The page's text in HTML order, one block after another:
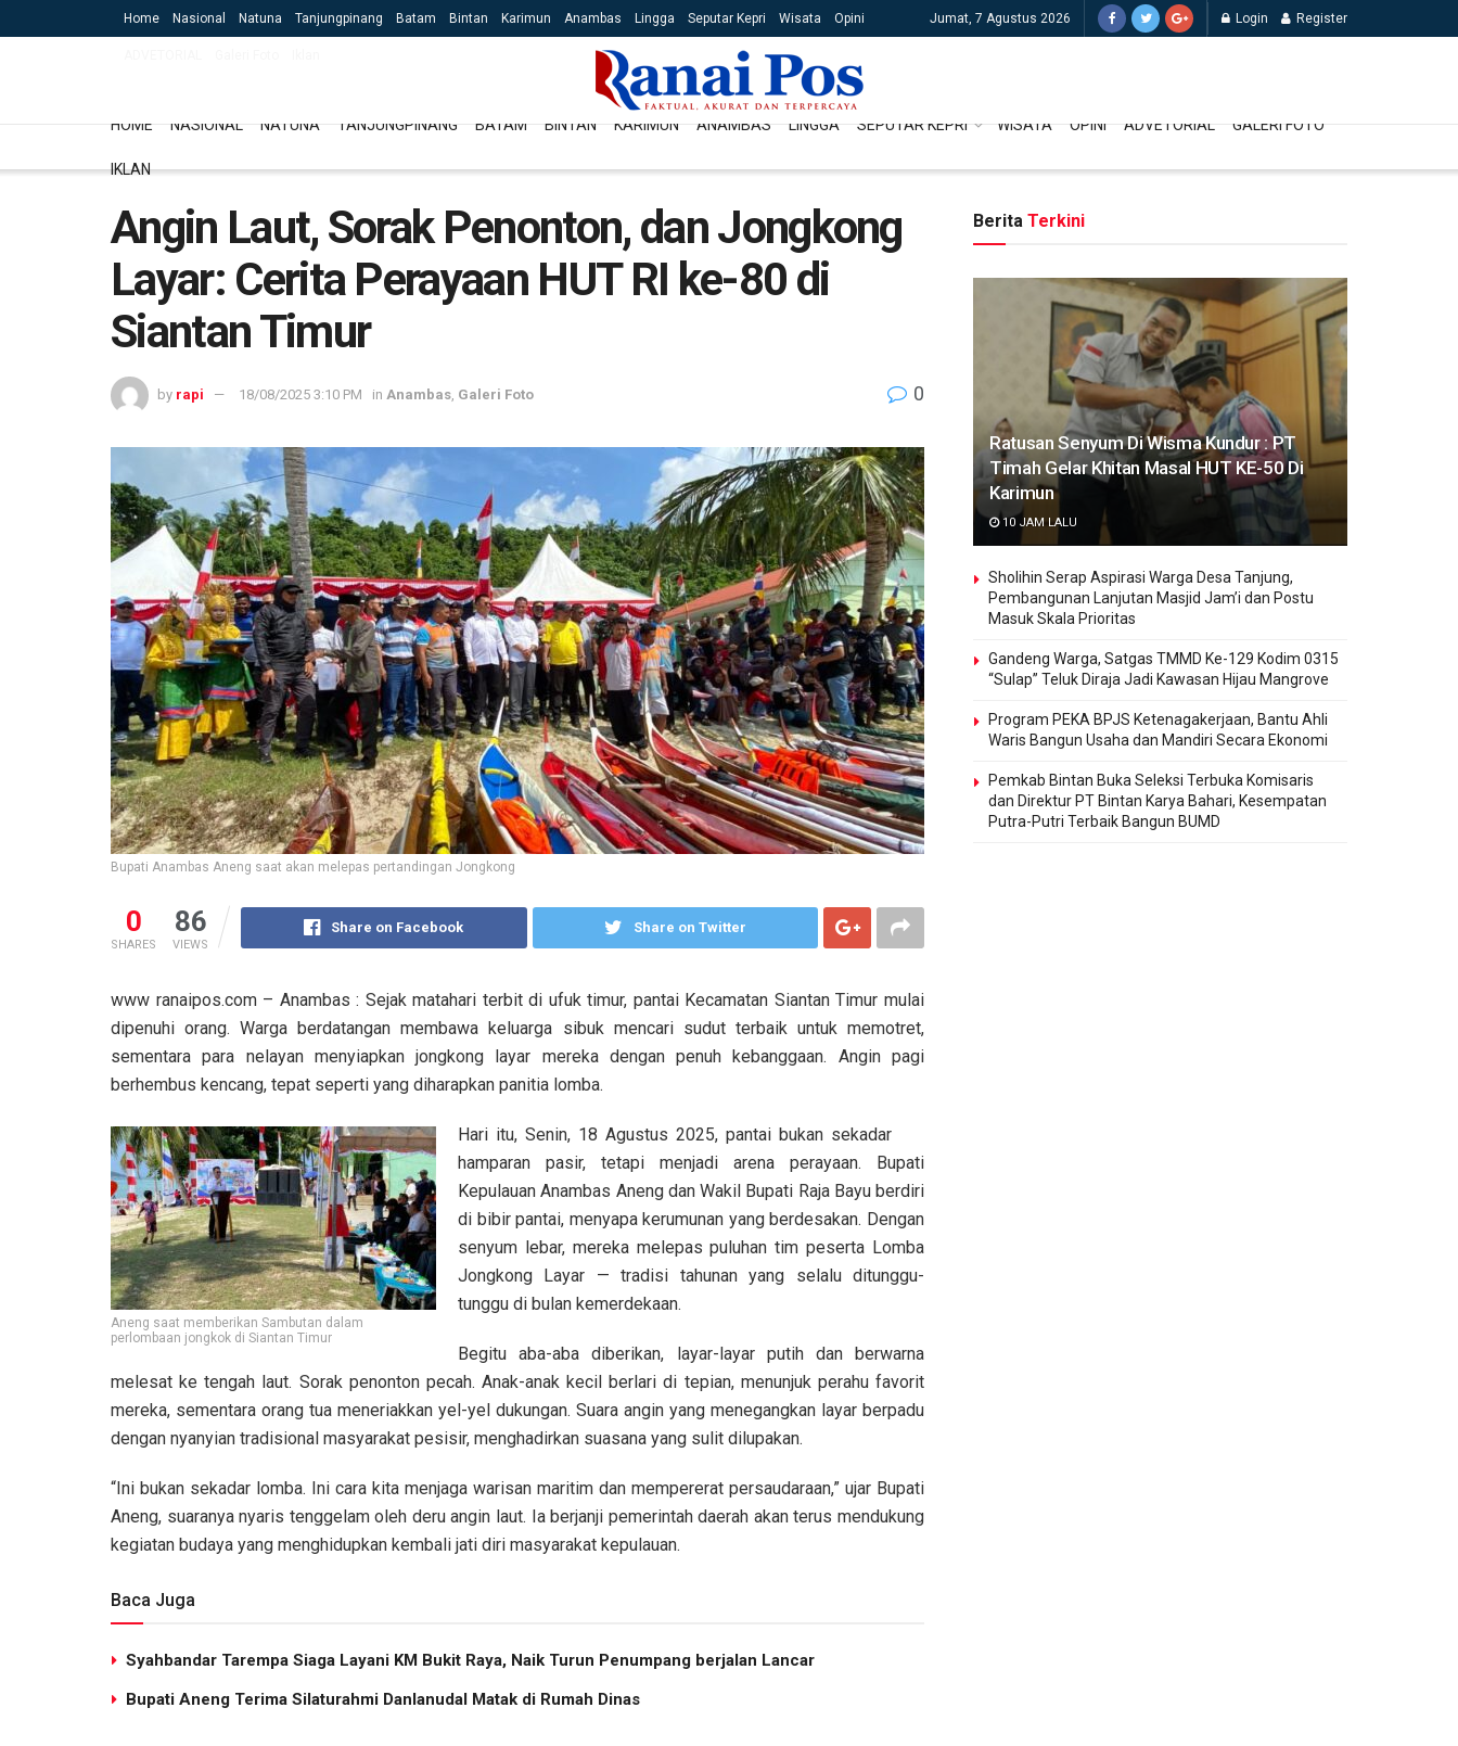
Home Nasional Natuna Tanjungpinang Batam Bintan Karimun Anambas Lingga Seputar Kepri Wisata Opini Jumat, 7 Agustus 2026 Login Register
HOME NASIONAL NATUNA TANJUNGPINANG BATAM BINTAN KARIMUN ANAMBAS LINGGA SEPUTAR KEPRI WISATA OPINI ADVETORIAL GALERI FOTO
IKLAN
Angin Laut, Sorak Penonton, dan Jongkong
Layar: Cerita Perayaan HUT RI ke-80 di
Siantan Timur
by rapi 18/08/2025 3:10 PM in Anambas Galeri Foto 0
Bupati Anambas Aneng saat akan melepas pertandingan Jongkong
0
SHARES
86
VIEWS
Share on Facebook Share on Twitter
www ranaipos.com – Anambas : Sejak matahari terbit di ufuk timur, pantai Kecamatan Siantan Timur mulai
dipenuhi orang. Warga berdatangan membawa keluarga sibuk mencari sudut terbaik untuk memotret,
sementara para nelayan menyiapkan jongkong layar mereka dengan penuh kebanggaan. Angin pagi
berhembus kencang, tepat seperti yang diharapkan panitia lomba.
Aneng saat memberikan Sambutan dalam
perlombaan jongkok di Siantan Timur
Hari itu, Senin, 18 Agustus 2025, pantai bukan sekadar
hamparan pasir, tetapi menjadi arena perayaan. Bupati
Kepulauan Anambas Aneng dan Wakil Bupati Raja Bayu berdiri
di bibir pantai, menyapa kerumunan yang berdesakan. Dengan
senyum lebar, mereka melepas puluhan tim peserta Lomba
Jongkong Layar — tradisi tahunan yang selalu ditunggu-
tunggu di bulan kemerdekaan.
Begitu aba-aba diberikan, layar-layar putih dan berwarna
melesat ke tengah laut. Sorak penonton pecah. Anak-anak kecil berlari di tepian, menunjuk perahu favorit
mereka, sementara orang tua meneriakkan yel-yel dukungan. Suara angin yang menegangkan layar berpadu
dengan nyanyian tradisional masyarakat pesisir, menghadirkan suasana yang sulit dilupakan.
“Ini bukan sekadar lomba. Ini cara kita menjaga warisan maritim dan mempererat persaudaraan,” ujar Bupati
Aneng, suaranya nyaris tenggelam oleh deru angin laut. Ia berjanji pemerintah daerah akan terus mendukung
kegiatan budaya yang menghidupkan kembali jati diri masyarakat kepulauan.
Baca Juga
Syahbandar Tarempa Siaga Layani KM Bukit Raya, Naik Turun Penumpang berjalan Lancar
Bupati Aneng Terima Silaturahmi Danlanudal Matak di Rumah Dinas
Berita Terkini
Ratusan Senyum Di Wisma Kundur : PT
Timah Gelar Khitan Masal HUT KE-50 Di
Karimun
10 JAM LALU
Sholihin Serap Aspirasi Warga Desa Tanjung,
Pembangunan Lanjutan Masjid Jam’i dan Postu
Masuk Skala Prioritas
Gandeng Warga, Satgas TMMD Ke-129 Kodim 0315
“Sulap” Teluk Diraja Jadi Kawasan Hijau Mangrove
Program PEKA BPJS Ketenagakerjaan, Bantu Ahli
Waris Bangun Usaha dan Mandiri Secara Ekonomi
Pemkab Bintan Buka Seleksi Terbuka Komisaris
dan Direktur PT Bintan Karya Bahari, Kesempatan
Putra-Putri Terbaik Bangun BUMD